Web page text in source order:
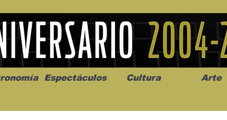
Espectáculos Cultura Arte